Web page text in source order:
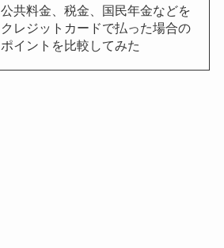
公共料金、税金、国民年金などを
クレジットカードで払った場合の
ポイントを比較してみた